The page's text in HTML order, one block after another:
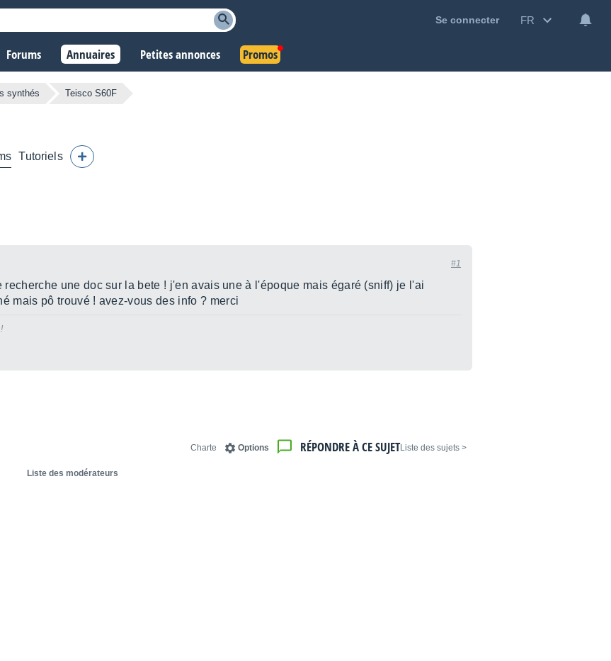
Se connecter FR
Forums Annuaires Petites annonces Promos
synthés Teisco S60F
Tutoriels
#1
recherche une doc sur la bete ! j'en avais une à l'époque mais égaré (sniff) je l'ai
mais pô trouvé ! avez-vous des info ? merci
< Liste des sujets
RÉPONDRE À CE SUJET
Options
Charte
Liste des modérateurs